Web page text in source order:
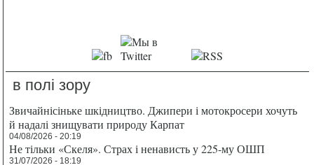
в полі зору
Звичайнісіньке шкідництво. Джипери і мотокросери хочуть
й надалі знищувати природу Карпат
04/08/2026 - 20:19
Не тільки «Скеля». Страх і ненависть у 225-му ОШП
31/07/2026 - 18:19